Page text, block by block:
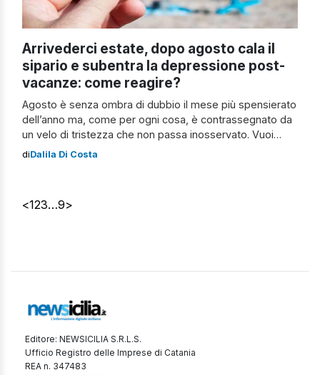
Arrivederci estate, dopo agosto cala il
sipario e subentra la depressione post-
vacanze: come reagire?
Agosto è senza ombra di dubbio il mese più spensierato
dell’anno ma, come per ogni cosa, è contrassegnato da
un velo di tristezza che non passa inosservato. Vuoi
perché si percepisce la fine della stagione più bella, vuoi
diDalila Di Costa
<123…9>
Editore: NEWSICILIA S.R.L.S.
Ufficio Registro delle Imprese di Catania
REA n. 347483